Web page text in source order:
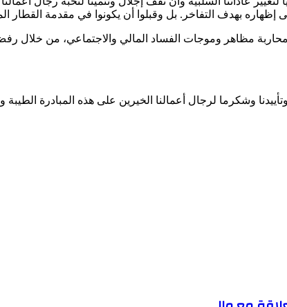
بهدف التفاخر. بل وقبلوا أن يكونوا في مقدمة القطار
مظاهر وموجات الفساد المالي والاجتماعي، من خلال
وشكرما لرجال أعمالنا الخيرين على هذه المبادرة الطيبة